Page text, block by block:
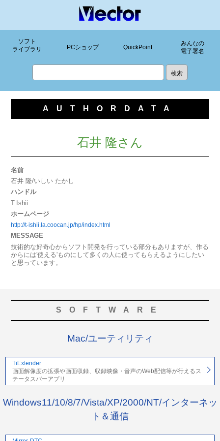
ソフト
ライブラリ
PCショップ QuickPoint
みんなの
電子署名
AUTHORDATA
石井 隆さん
名前
石井 隆/いしい たかし
ハンドル
T.Ishii
ホームページ
http://t-ishii.la.coocan.jp/hp/index.html
MESSAGE
技術的な好奇心からソフト開発を行っている部分もありますが、作る
からには'使える'ものにして多くの人に使ってもらえるようにしたい
と思っています。
SOFTWARE
Mac/ユーティリティ
TiExtender
画面解像度の拡張や画面収録、収録映像・音声のWeb配信等が行えるス
テータスバーアプリ
Windows11/10/8/7/Vista/XP/2000/NT/インターネッ
ト＆通信